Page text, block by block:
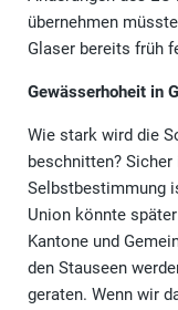
übernehmen
Glaser bereits früh
Gewässerhoheit in
Wie stark wird die
beschnitten?
Selbstbestimmung
Union könnte
Kantone und
den Stauseen
geraten. Wenn wir